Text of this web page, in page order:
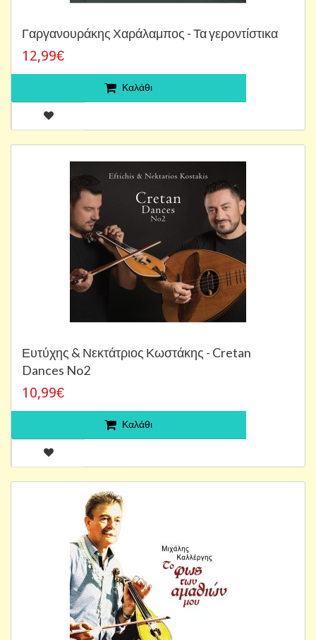
Γαργανουράκης Χαράλαμπος - Τα γεροντίστικα
12,99€
Καλάθι
Ευτύχης & Νεκτάτριος Κωστάκης - Cretan
Dances No2
10,99€
Καλάθι